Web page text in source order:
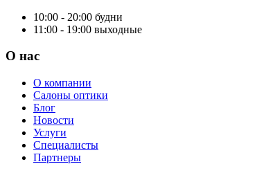
10:00 - 20:00 будни
11:00 - 19:00 выходные
О нас
О компании
Салоны оптики
Блог
Новости
Услуги
Специалисты
Партнеры